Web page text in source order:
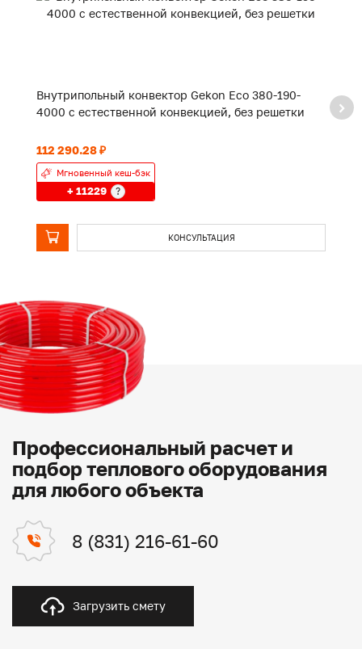
Внутрипольный конвектор Gekon Eco 380-190-
4000 с естественной конвекцией, без решетки
112 290.28 ₽
Мгновенный кеш-бэк
+ 11229 ?
КОНСУЛЬТАЦИЯ
Профессиональный расчет и
подбор теплового оборудования
для любого объекта
8 (831) 216-61-60
Загрузить смету